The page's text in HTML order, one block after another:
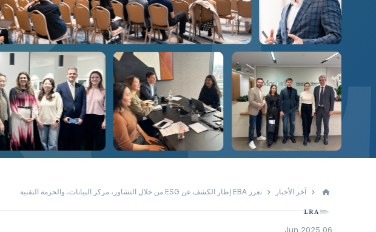
آخر الأخبار تعزز EBA إطار الكشف عن ESG من خلال التشاور، مركز البيانات، والحزمة التقنية
06 Jun 2025